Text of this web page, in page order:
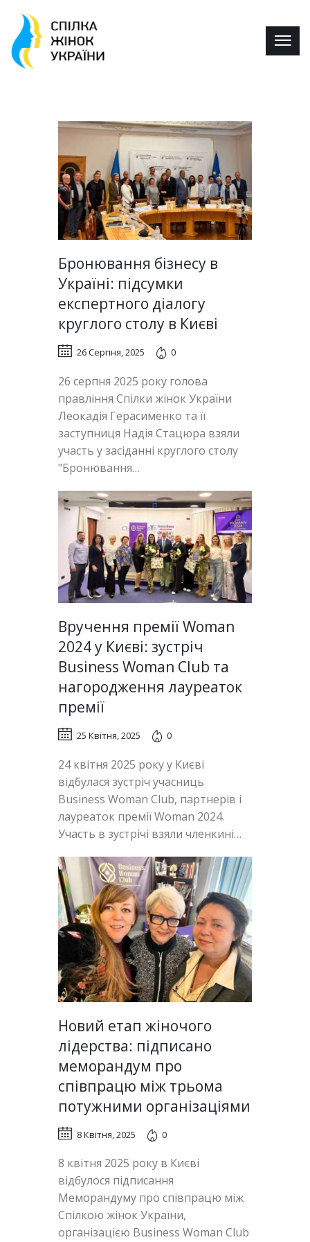
Бронювання бізнесу в
Україні: підсумки
експертного діалогу
круглого столу в Києві
26 Серпня, 2025 0
26 серпня 2025 року голова
правління Спілки жінок України
Леокадія Герасименко та її
заступниця Надія Стацюра взяли
участь у засіданні круглого столу
"Бронювання…
Вручення премії Woman
2024 у Києві: зустріч
Business Woman Club та
нагородження лауреаток
премії
25 Квітня, 2025 0
24 квітня 2025 року у Києві
відбулася зустріч учасниць
Business Woman Club, партнерів і
лауреаток премії Woman 2024.
Участь в зустрічі взяли членкині…
Новий етап жіночого
лідерства: підписано
меморандум про
співпрацю між трьома
потужними організаціями
8 Квітня, 2025 0
8 квітня 2025 року в Києві
відбулося підписання
Меморандуму про співпрацю між
Спілкою жінок України,
організацією Business Woman Club